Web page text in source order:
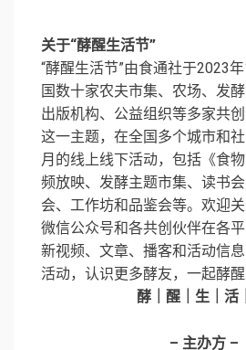
关于“酵醒生活节”
“酵醒生活节”由食通社于2023
国数十家农夫市集、农场、发酵
出版机构、公益组织等多家共
这一主题，在全国多个城市和
月的线上线下活动，包括《食
频放映、发酵主题市集、读书
会、工作坊和品鉴会等。欢迎
微信公众号和各共创伙伴在各
新视频、文章、播客和活动信
活动，认识更多酵友，一起酵醒
酵｜醒｜生｜活
– 主办方 –